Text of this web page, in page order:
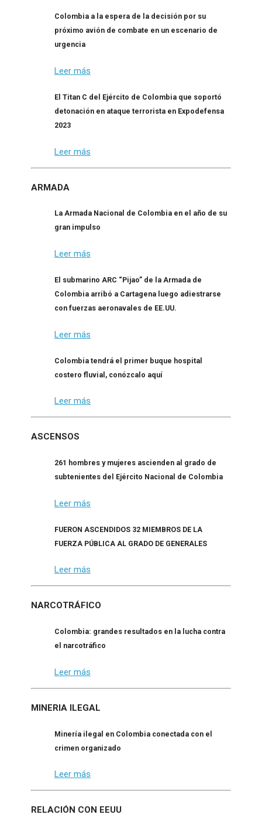
Colombia a la espera de la decisión por su
próximo avión de combate en un escenario de
urgencia
Leer más
El Titan C del Ejército de Colombia que soportó
detonación en ataque terrorista en Expodefensa
2023
Leer más
ARMADA
La Armada Nacional de Colombia en el año de su
gran impulso
Leer más
El submarino ARC “Pijao” de la Armada de
Colombia arribó a Cartagena luego adiestrarse
con fuerzas aeronavales de EE.UU.
Leer más
Colombia tendrá el primer buque hospital
costero fluvial, conózcalo aquí
Leer más
ASCENSOS
261 hombres y mujeres ascienden al grado de
subtenientes del Ejército Nacional de Colombia
Leer más
FUERON ASCENDIDOS 32 MIEMBROS DE LA
FUERZA PÚBLICA AL GRADO DE GENERALES
Leer más
NARCOTRÁFICO
Colombia: grandes resultados en la lucha contra
el narcotráfico
Leer más
MINERIA ILEGAL
Minería ilegal en Colombia conectada con el
crimen organizado
Leer más
RELACIÓN CON EEUU